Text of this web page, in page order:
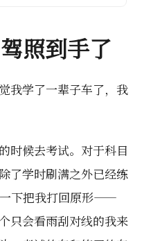
照到手了
我学了一辈子车了，我
时候去考试。对于科目
了学时刷满之外已经练
一下把我打回原形——
只会看雨刮对线的我来